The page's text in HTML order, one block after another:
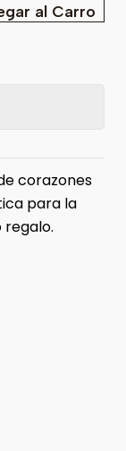
al Carro
corazones
para la
regalo.